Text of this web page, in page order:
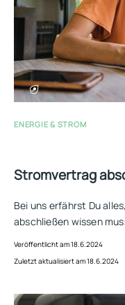
ENERGIE & STROM
Stromvertrag
Bei uns erfährst Du
abschließen wissen
Veröffentlicht am 18.6.2024
Zuletzt aktualisiert am 18.6.2024